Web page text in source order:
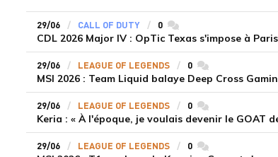
29/06 CALL OF DUTY 0 commentaires
CDL 2026 Major IV : OpTic Texas s'impose à
29/06 LEAGUE OF LEGENDS 0 commentaires
MSI 2026 : Team Liquid balaye Deep Cross
29/06 LEAGUE OF LEGENDS 0 commentaires
29/06 LEAGUE OF LEGENDS 0 commentaires